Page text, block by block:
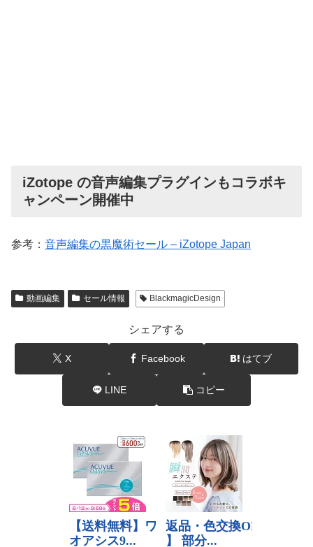
iZotope の音声編集プラグインもコラボキ
ャンペーン開催中
参考： 音声編集の黒魔術セール – iZotope Japan
動画編集 セール情報 BlackmagicDesign
シェアする
X Facebook はてブ
LINE コピー